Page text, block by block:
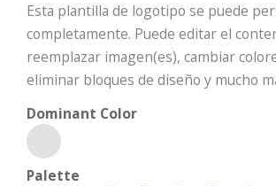
Esta plantilla de logotipo se puede
completamente. Puede editar el
reemplazar imagen(es), cambiar
eliminar bloques de diseño y mucho
Dominant Color
Palette